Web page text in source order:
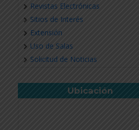
Revistas Electrónicas
Sitios de Interés
Extensión
Uso de Salas
Solicitud de Noticias
Ubicación